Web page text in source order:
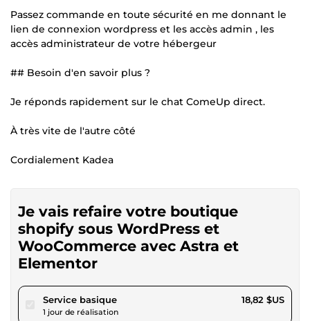
Passez commande en toute sécurité en me donnant le
lien de connexion wordpress et les accès admin , les
accès administrateur de votre hébergeur
## Besoin d'en savoir plus ?
Je réponds rapidement sur le chat ComeUp direct.
À très vite de l'autre côté
Cordialement Kadea
Je vais refaire votre boutique
shopify sous WordPress et
WooCommerce avec Astra et
Elementor
Service basiquepour 17,34 $US
1 jour de réalisation
18,82 $US